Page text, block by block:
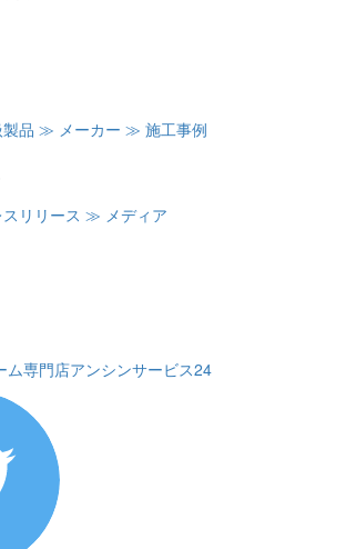
品 ≫ メーカー ≫ 施工事例
リリース ≫ メディア